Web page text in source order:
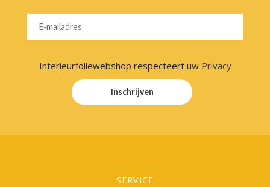
Interieurfoliewebshop respecteert uw Privacy
Inschrijven
SERVICE